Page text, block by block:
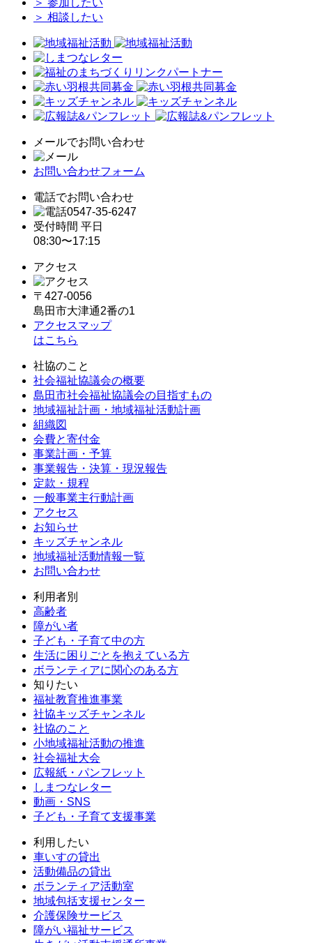
＞ 相談したい
メールでお問い合わせ
お問い合わせフォーム
電話でお問い合わせ
0547-35-6247
受付時間 平日
08:30〜17:15
アクセス
〒427-0056
島田市大津通2番の1
アクセスマップ
はこちら
社協のこと
社会福祉協議会の概要
島田市社会福祉協議会の目指すもの
地域福祉計画・地域福祉活動計画
組織図
会費と寄付金
事業計画・予算
事業報告・決算・現況報告
定款・規程
一般事業主行動計画
アクセス
お知らせ
キッズチャンネル
地域福祉活動情報一覧
お問い合わせ
利用者別
高齢者
障がい者
子ども・子育て中の方
生活に困りごとを抱えている方
ボランティアに関心のある方
知りたい
福祉教育推進事業
社協キッズチャンネル
社協のこと
小地域福祉活動の推進
社会福祉大会
広報紙・パンフレット
しまつなレター
動画・SNS
子ども・子育て支援事業
利用したい
車いすの貸出
活動備品の貸出
ボランティア活動室
地域包括支援センター
介護保険サービス
障がい福祉サービス